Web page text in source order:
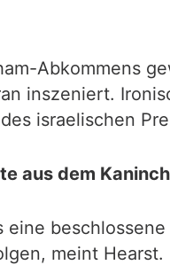
Abkommens
inszeniert.
israelischen
aus dem
eine
meint